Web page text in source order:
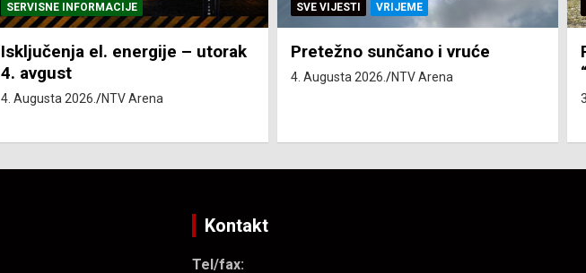
SVE VIJESTI VRIJEME
Pretežno sunčano i vruće
4. Augusta 2026.
SVE VIJESTI ZEMLJA
Pravo na subvenciju za traktor
“Belarus” ostvarila 84 korisnika
Kontakt
Tel/fax: